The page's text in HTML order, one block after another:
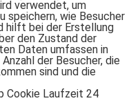
verwendet, um
speichern, wie Besucher
hilft bei der Erstellung
den Zustand der
Daten umfassen in
der Besucher, die
sind und die
Cookie Laufzeit 24